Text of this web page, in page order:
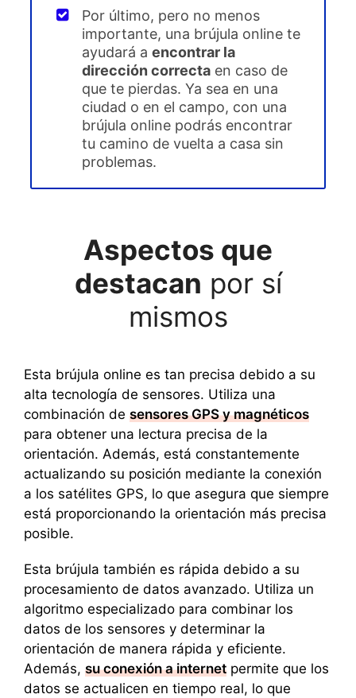
Por último, pero no menos
importante, una brújula online te
ayudará a encontrar la
dirección correctaen caso de
que te pierdas. Ya sea en una
ciudad o en el campo, con una
brújula online podrás encontrar
tu camino de vuelta a casa sin
problemas.
Aspectos que
destacan por sí
mismos
Esta brújula online es tan precisa debido a su
alta tecnología de sensores. Utiliza una
combinación de sensores GPS y magnéticos
para obtener una lectura precisa de la
orientación. Además, está constantemente
actualizando su posición mediante la conexión
a los satélites GPS, lo que asegura que siempre
está proporcionando la orientación más precisa
posible.
Esta brújula también es rápida debido a su
procesamiento de datos avanzado. Utiliza un
algoritmo especializado para combinar los
datos de los sensores y determinar la
orientación de manera rápida y eficiente.
Además, su conexión a internet permite que los
datos se actualicen en tiempo real, lo que